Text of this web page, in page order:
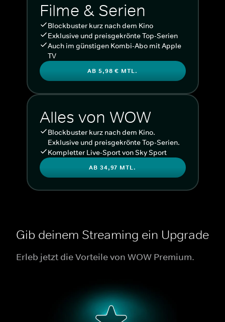
Filme & Serien
Blockbuster kurz nach dem Kino
Exklusive und preisgekrönte Top-Serien
Auch im günstigen Kombi-Abo mit Apple
TV
AB 5,98 € MTL.
Alles von WOW
Blockbuster kurz nach dem Kino.
Exklusive und preisgekrönte Top-Serien.
Kompletter Live-Sport von Sky Sport
AB 34,97 MTL.
Gib deinem Streaming ein Upgrade
Erleb jetzt die Vorteile von WOW Premium.